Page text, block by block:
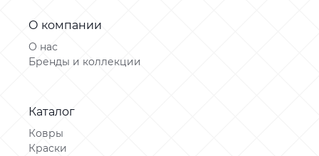
О компании
О нас
Бренды и коллекции
Каталог
Ковры
Краски